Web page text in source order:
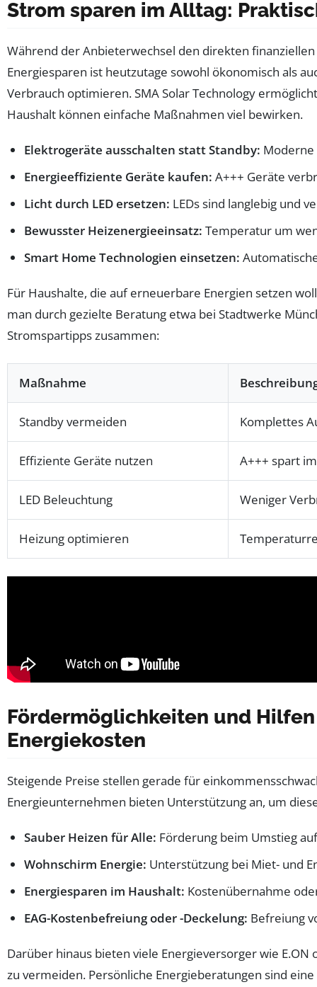
Strom sparen im Alltag:
Während der Anbieterwechsel den direkten
Energiesparen ist heutzutage sowohl ökonomisch als
Verbrauch optimieren. SMA Solar Technology
Haushalt können einfache Maßnahmen viel bewirken.
Elektrogeräte ausschalten statt Standby: Moderne
Energieeffiziente Geräte kaufen: A+++ Geräte
Licht durch LED ersetzen: LEDs sind langlebig und
Bewusster Heizenergieeinsatz: Temperatur um
Smart Home Technologien einsetzen:
Für Haushalte, die auf erneuerbare Energien setzen
man durch gezielte Beratung etwa bei Stadtwerke
Stromspartipps zusammen:
Maßnahme
Standby vermeiden Komplettes
Effiziente Geräte nutzen A+++ spart
LED Beleuchtung Weniger
Heizung optimieren
Fördermöglichkeiten und
Energiekosten
Steigende Preise stellen gerade für
Energieunternehmen bieten Unterstützung an, um
Sauber Heizen für Alle: Förderung beim Umstieg
Wohnschirm Energie: Unterstützung bei Miet- und
Energiesparen im Haushalt: Kostenübernahme
EAG-Kostenbefreiung oder -Deckelung: Befreiung
Darüber hinaus bieten viele Energieversorger wie
zu vermeiden. Persönliche Energieberatungen sind